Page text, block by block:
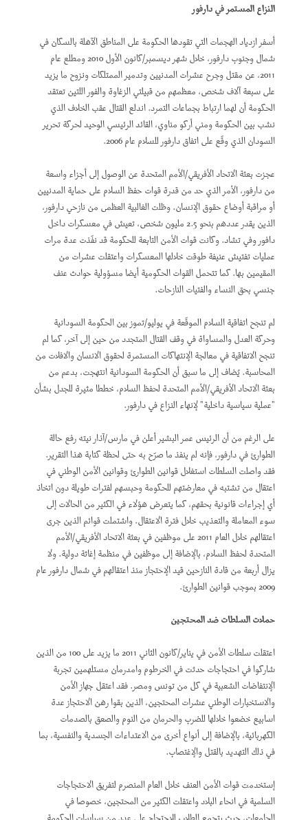
النزاع المستمر في دارفور
أسفر ازدياد الهجمات التي تقودها الحكومة على المناطق الآهلة بالسكان في
شمال وجنوب دارفور، خلال شهر ديسمبر/كانون الأول 2010 ومطلع عام
2011، عن مقتل وجرح عشرات المدنيين وتدمير الممتلكات ونزوح ما يزيد
على سبعة آلاف شخص، معظمهم من قبيلتي الزغاوة والفور اللتين تعتقد
الحكومة أن لهما ارتباط بجماعات التمرد. اندلع القتال عقب الخلاف الذي
نشب بين الحكومة ومني أركو مناوي، القائد الرئيسي الوحيد لحركة تحرير
السودان الذي وقّع على اتفاق دارفور للسلام عام 2006.
عجزت بعثة الاتحاد الأفريقي/الأمم المتحدة عن الوصول إلى أجزاء واسعة
من دارفور، الأمر الذي حد من قدرة قوات حفظ السلام على حماية المدنيين
أو مراقبة أوضاع حقوق الإنسان. وظلت الغالبية العظمى من نازحي دارفور،
الذين يقدر عددهم بنحو 2.5 مليون شخص، تعيش في معسكرات داخل
دافور وفي تشاد. وكانت قوات الأمن التابعة للحكومة قد نفّذت عدة مرات
عمليات تفتيش عنيفة طوقت خلالها المعسكرات واعتقلت عشرات من
المقيمين بها. كما تتحمل القوات الحكومية أيضا مسؤولية حوادث عنف
جنسي بحق النساء والفتيات النازحات.
لم تنجح اتفاقية السلام الموقّعة في يوليو/تموز بين الحكومة السودانية
وحركة العدل والمساواة في وقف القتال المتجدد من حين إلى آخر، كما لم
تنجح الاتفاقية في معالجة الإنتهاكات المستمرة لحقوق الانسان والافلات من
المحاسبة. يُضاف إلى ما سبق أن الحكومة السودانية انتهجت، بدعم من
بعثة الاتحاد الأفريقي/الأمم المتحدة لحفظ السلام، خططا مثيرة للجدل بشأن
"عملية سياسية داخلية" لإنهاء النزاع في دارفور.
على الرغم من أن الرئيس عمر البشير أعلن في مارس/آذار نيته رفع حالة
الطوارئ في دارفور، فإنه لم ينفذ ما صرّح به حتى لحظة كتابة هذا التقرير.
فقد واصلت السلطات استغلال قوانين الطوارئ وقوانين الأمن الوطني في
اعتقال من تشتبه في معارضتهم للحكومة وحبسهم لفترات طويلة دون اتخاذ
أي إجراءات قانونية بحقهم، كما يتعرض هؤلاء في الكثير من الحالات إلى
سوء المعاملة والتعذيب خلال فترة الاعتقال. واشتملت قوائم الذين جرى
اعتقالهم خلال العام 2011 على موظفين في بعثة الاتحاد الأفريقي/الأمم
المتحدة لحفظ السلام، بالإضافة إلى موظفين في منظمة إغاثة دولية. ولا
يزال أربعة من قادة النازحين قيد الإحتجاز منذ اعتقالهم في شمال دارفور عام
2009 بموجب قوانين الطوارئ.
حملات السلطات ضد المحتجين
اعتقلت سلطات الأمن في يناير/كانون الثاني 2011 ما يزيد على 100 من الذين
شاركوا في احتجاجات حدثت في الخرطوم وامدرمان مستلهمين تجربة
الإنتفاضات الشعبية في كل من تونس ومصر. فقد اعتقل جهاز الأمن
والاستخبارات الوطني عشرات المحتجين، الذين بقوا رهن الاحتجاز عدة
اسابيع خضعوا خلالها للضرب والحرمان من النوم والصعق بالصدمات
الكهربائية، بالإضافة إلى أنواع أخرى من الاعتداءات الجسدية والنفسية، بما
في ذلك التهديد بالقتل والإغتصاب.
إستخدمت قوات الأمن العنف خلال العام المنصرم لتفريق الاحتجاجات
السلمية في انحاء البلاد واعتقلت الكثير من المحتجين، خصوصا في